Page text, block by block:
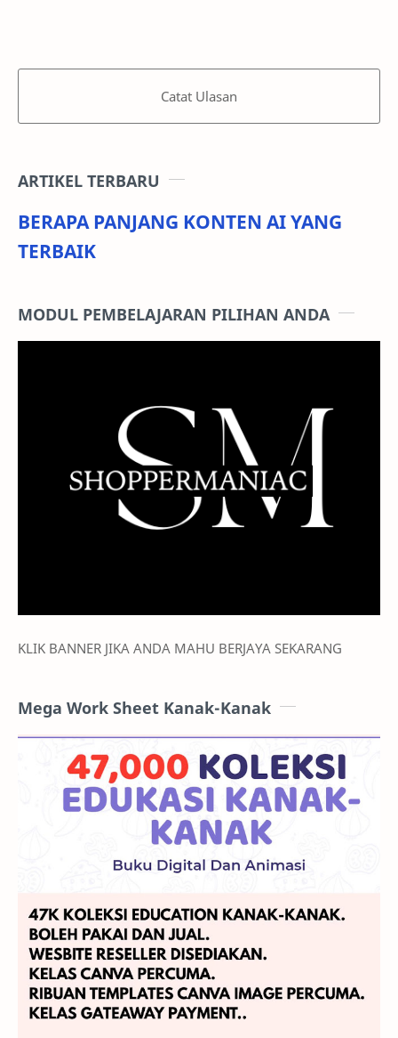
Catat Ulasan
ARTIKEL TERBARU
BERAPA PANJANG KONTEN AI YANG
TERBAIK
MODUL PEMBELAJARAN PILIHAN ANDA
KLIK BANNER JIKA ANDA MAHU BERJAYA SEKARANG
Mega Work Sheet Kanak-Kanak